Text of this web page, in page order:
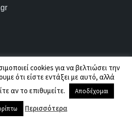
προσωπικών δεδομένων
cookies για να βελτιώσει την
ότι είστε εντάξει με αυτό, αλλά
αν το επιθυμείτε.
Αποδέχομαι
Περισσότερα